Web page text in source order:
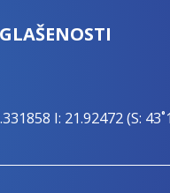
I: 21.92472 (S: